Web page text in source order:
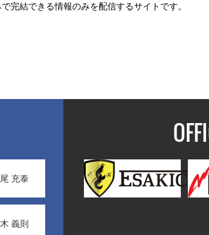
完結できる情報のみを配信するサイトです。
充泰
義則